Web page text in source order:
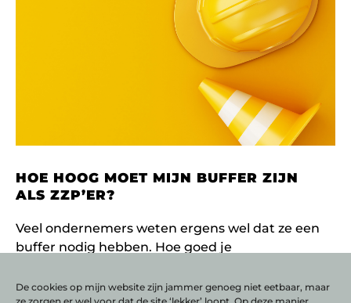
De cookies op mijn website zijn jammer genoeg niet eetbaar, maar
HOE HOOG MOET MIJN BUFFER ZIJN
ALS ZZP’ER?
Veel ondernemers weten ergens wel dat ze een
buffer nodig hebben. Hoe goed je
ondernemerschap kan soms heel